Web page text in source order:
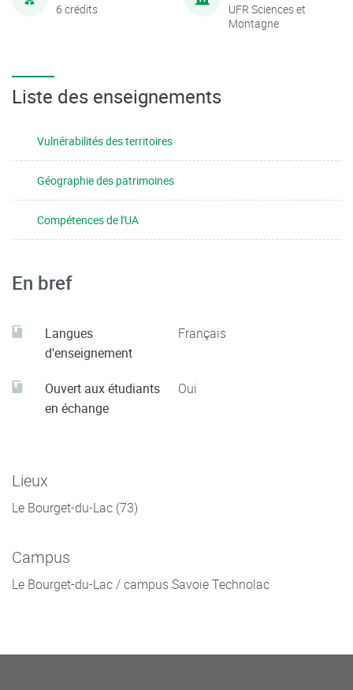
6 crédits
UFR Sciences et
Montagne
Liste des enseignements
Vulnérabilités des territoires
Géographie des patrimoines
Compétences de l'UA
En bref
Langues
d'enseignement
Français
Ouvert aux étudiants
en échange
Oui
Lieux
Le Bourget-du-Lac (73)
Campus
Le Bourget-du-Lac / campus Savoie Technolac